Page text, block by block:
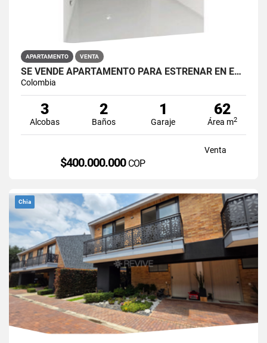
APARTAMENTO VENTA
SE VENDE APARTAMENTO PARA ESTRENAR EN EL BARRIO RESTREPO
Colombia
3
Alcobas
2
Baños
1
Garaje
62
Área m2
Venta
$400.000.000 COP
Chia